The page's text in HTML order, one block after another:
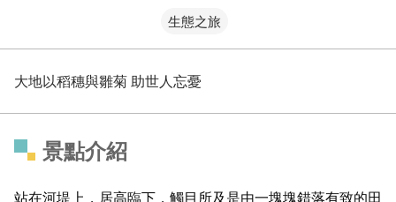
生態之旅
大地以稻穗與雛菊 助世人忘憂
景點介紹
站在河堤上，居高臨下，觸目所及是由一塊塊錯落有致的田